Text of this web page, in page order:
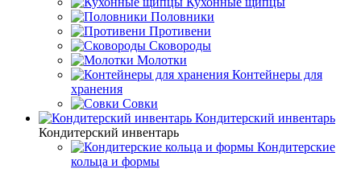
Половники
Противени
Сковороды
Молотки
Контейнеры для
хранения
Совки
Кондитерский инвентарь
Кондитерский инвентарь
Кондитерские
кольца и формы